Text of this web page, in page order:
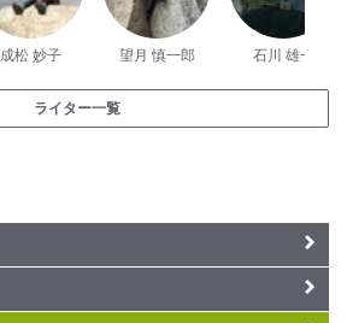
成松 妙子 望月 慎一郎 石川 雄一
ライター一覧